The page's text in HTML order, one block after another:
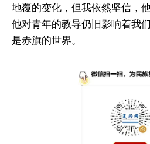
地覆的变化，但我依然坚信，
他对青年的教导仍旧影响着我
是赤旗的世界。